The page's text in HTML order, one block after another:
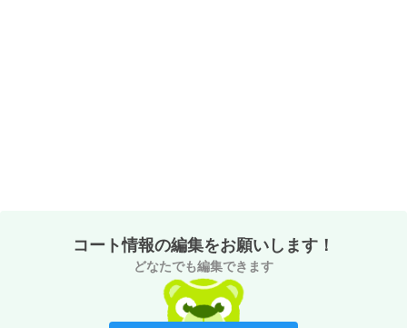
コート情報の編集をお願いします！
どなたでも編集できます